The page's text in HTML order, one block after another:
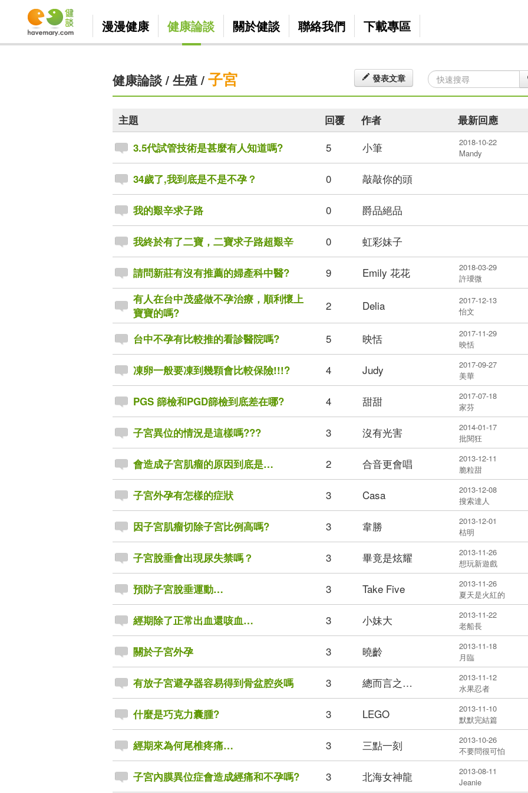
漫漫健康 健康論談 關於健談 聯絡我們 下載專區
健康論談/ 生殖/ 子宮 發表文章
主題 回覆 作者
最新回應
3.5代試管技術是甚麼有人知道嗎?
5 小筆
2018-10-22
Mandy
34歲了,我到底是不是不孕？ 0 敲敲你的頭
我的艱辛求子路 0 爵品絕品
我終於有了二寶，二寶求子路超艱辛 0 虹彩妹子
請問新莊有沒有推薦的婦產科中醫? 9 Emily 花花
2018-03-29
許璦微
有人在台中茂盛做不孕治療，順利懷上
寶寶的嗎?
2 Delia
2017-12-13
怡文
台中不孕有比較推的看診醫院嗎? 5 映恬
2017-11-29
映恬
凍卵一般要凍到幾顆會比較保險!!!? 4 Judy
2017-09-27
美華
PGS 篩檢和PGD篩檢到底差在哪? 4 甜甜
2017-07-18
家芬
子宮異位的情況是這樣嗎??? 3 沒有光害
2014-01-17
批閱狂
會造成子宮肌瘤的原因到底是… 2 合音更會唱
2013-12-11
脆粒甜
子宮外孕有怎樣的症狀 3 Casa
2013-12-08
搜索達人
因子宮肌瘤切除子宮比例高嗎? 3 韋勝
2013-12-01
枯明
子宮脫垂會出現尿失禁嗎？ 3 畢竟是炫耀
2013-11-26
想玩新遊戲
預防子宮脫垂運動… 3 Take Five
2013-11-26
夏天是火紅的
經期除了正常出血還咳血… 3 小妹大
2013-11-22
老船長
關於子宮外孕 3 曉齡
2013-11-18
月臨
有放子宮避孕器容易得到骨盆腔炎嗎 3 總而言之…
2013-11-12
水果忍者
什麼是巧克力囊腫? 3 LEGO
2013-11-10
默默完結篇
經期來為何尾椎疼痛… 3 三點一刻
2013-10-26
不要問很可怕
子宮內膜異位症會造成經痛和不孕嗎? 3 北海女神龍
2013-08-11
Jeanie